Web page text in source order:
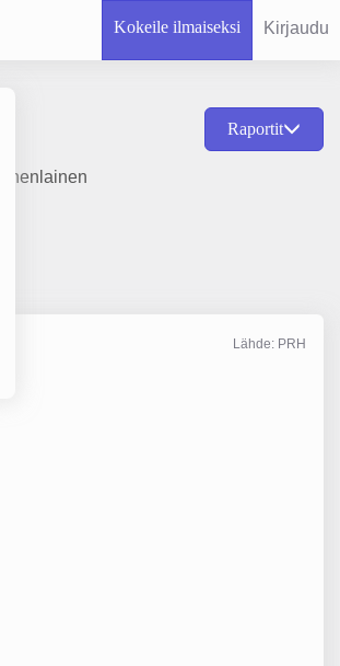
Kokeile ilmaiseksi Kirjaudu
Raportit
Lähde: PRH